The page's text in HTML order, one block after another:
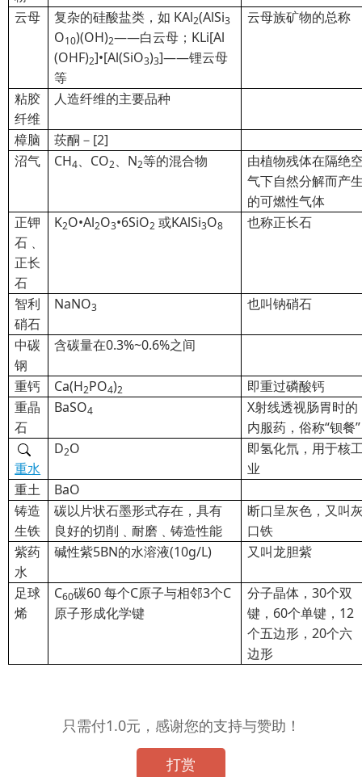
云母 复杂的硅酸盐类，如 KAl2(AlSi3
O10)(OH)2——白云母；KLi[Al
(OHF)2]•[Al(SiO3)3]——锂云母
等
云母族矿物的总称
粘胶
纤维
人造纤维的主要品种
樟脑 莰酮－[2]
沼气
CH4、CO2、N2等的混合物
由植物残体在隔绝
气下自然分解而产
的可燃性气体
正钾
石 ﹑
正长
石
K2O•Al2O3•6SiO2 或KAlSi3O8 也称正长石
智利
硝石
NaNO3 也叫钠硝石
中碳
钢
含碳量在0.3%~0.6%之间
重钙 Ca(H2PO4)2
即重过磷酸钙
重晶
石
BaSO4 X射线透视肠胃时的
内服药，俗称“钡餐”
重水
D2O 即氢化氘，用于核
业
重土
BaO
铸造
生铁
碳以片状石墨形式存在，具有
良好的切削﹑耐磨﹑铸造性能
断口呈灰色，又叫
口铁
紫药
水
碱性紫5BN的水溶液(10g/L) 又叫龙胆紫
足球
烯
C60碳60 每个C原子与相邻3个C
原子形成化学键
分子晶体，30个双
键，60个单键，12
个五边形，20个六
边形
只需付1.0元，感谢您的支持与赞助！
打赏